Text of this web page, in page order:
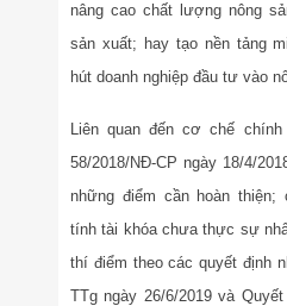
nâng cao chất lượng nông
sản xuất; hay tạo nền tảng
hút doanh nghiệp đầu tư vào
Liên quan đến cơ chế
58/2018/NĐ-CP ngày 18/4/
những điểm cần hoàn
tính tài khóa chưa thực sự
thí điểm theo các quyết định
TTg ngày 26/6/2019 và